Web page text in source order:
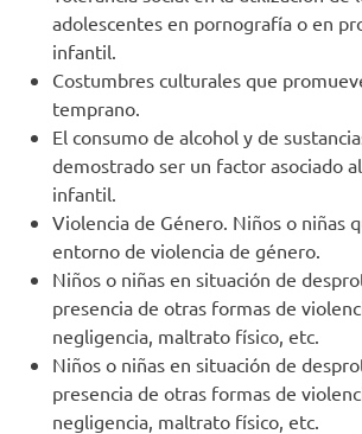
adolescentes en pornografía o en
infantil.
Costumbres culturales que
temprano.
El consumo de alcohol y de
demostrado ser un factor asociado
infantil.
Violencia de Género. Niños o niñas
entorno de violencia de género.
Niños o niñas en situación de
presencia de otras formas de
negligencia, maltrato físico, etc.
Niños o niñas en situación de
presencia de otras formas de
negligencia, maltrato físico, etc.